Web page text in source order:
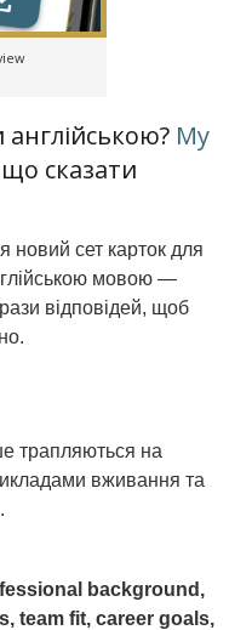
англійською? My
сказати
новий сет карток для
мовою —
відповідей, щоб
трапляються на
вживання та
background,
team fit, career goals,